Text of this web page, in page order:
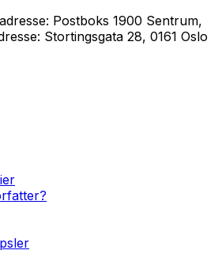
Postboks 1900 Sentrum,
Stortingsgata 28, 0161 Oslo